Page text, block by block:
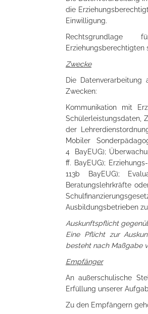
die
Einwilligung.
Erziehungsberechtigten
Zwecke
Die
Zwecken:
Kommunikation mit
Schülerleistungsdaten,
der
Mobiler
4 BayEUG);
ff. BayEUG);
113b BayEUG);
Beratungslehrkräfte
Ausbildungsbetrieben
Auskunftspflicht
Eine Pflicht zur
besteht nach Maßgabe
Empfänger
An außerschulische
Erfüllung unserer
Zu den Empfängern